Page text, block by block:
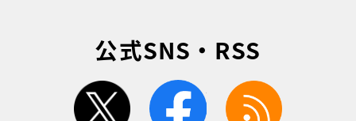
公式SNS・RSS
twitter facebook